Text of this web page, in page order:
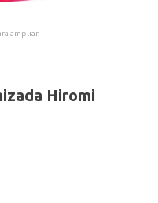
ampliar.
Hiromi